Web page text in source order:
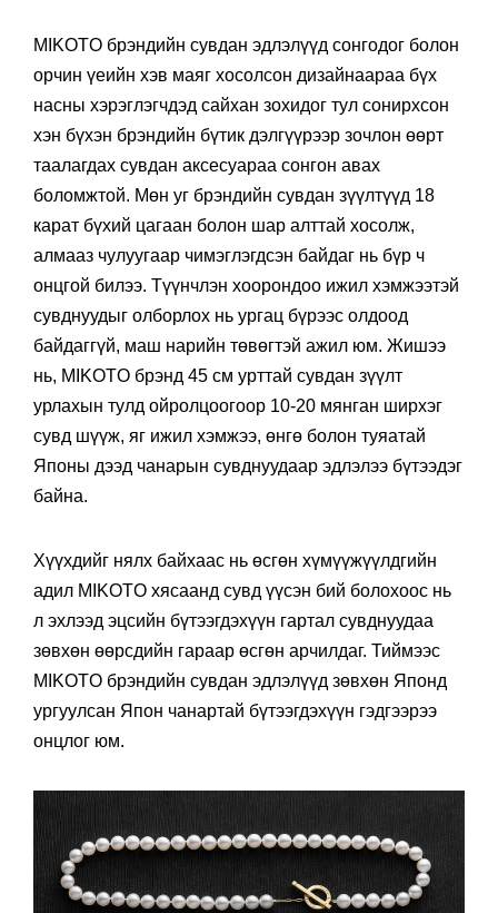
MIKOTO брэндийн сувдан эдлэлүүд сонгодог болон
орчин үеийн хэв маяг хосолсон дизайнаараа бүх
насны хэрэглэгчдэд сайхан зохидог тул сонирхсон
хэн бүхэн брэндийн бүтик дэлгүүрээр зочлон өөрт
таалагдах сувдан аксесуараа сонгон авах
боломжтой. Мөн уг брэндийн сувдан зүүлтүүд 18
карат бүхий цагаан болон шар алттай хосолж,
алмааз чулуугаар чимэглэгдсэн байдаг нь бүр ч
онцгой билээ. Түүнчлэн хоорондоо ижил хэмжээтэй
сувднуудыг олборлох нь ургац бүрээс олдоод
байдаггүй, маш нарийн төвөгтэй ажил юм. Жишээ
нь, MIKOTO брэнд 45 см урттай сувдан зүүлт
урлахын тулд ойролцоогоор 10-20 мянган ширхэг
сувд шүүж, яг ижил хэмжээ, өнгө болон туяатай
Японы дээд чанарын сувднуудаар эдлэлээ бүтээдэг
байна.
Хүүхдийг нялх байхаас нь өсгөн хүмүүжүүлдгийн
адил MIKOTO хясаанд сувд үүсэн бий болохоос нь
л эхлээд эцсийн бүтээгдэхүүн гартал сувднуудаа
зөвхөн өөрсдийн гараар өсгөн арчилдаг. Тиймээс
MIKOTO брэндийн сувдан эдлэлүүд зөвхөн Японд
ургуулсан Япон чанартай бүтээгдэхүүн гэдгээрээ
онцлог юм.